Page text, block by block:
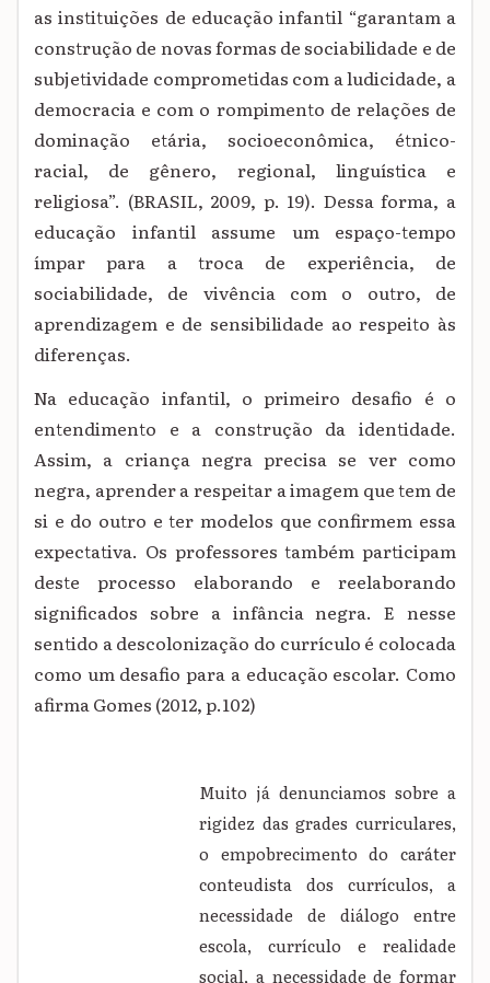
as instituições de educação infantil “garantam a
construção de novas formas de sociabilidade e de
subjetividade comprometidas com a ludicidade, a
democracia e com o rompimento de relações de
dominação etária, socioeconômica, étnico-
racial, de gênero, regional, linguística e
religiosa”. (BRASIL, 2009, p. 19). Dessa forma, a
educação infantil assume um espaço-tempo
ímpar para a troca de experiência, de
sociabilidade, de vivência com o outro, de
aprendizagem e de sensibilidade ao respeito às
diferenças.
Na educação infantil, o primeiro desafio é o
entendimento e a construção da identidade.
Assim, a criança negra precisa se ver como
negra, aprender a respeitar a imagem que tem de
si e do outro e ter modelos que confirmem essa
expectativa. Os professores também participam
deste processo elaborando e reelaborando
significados sobre a infância negra. E nesse
sentido a descolonização do currículo é colocada
como um desafio para a educação escolar. Como
afirma Gomes (2012, p.102)
Muito já denunciamos sobre a
rigidez das grades curriculares,
o empobrecimento do caráter
conteudista dos currículos, a
necessidade de diálogo entre
escola, currículo e realidade
social, a necessidade de formar